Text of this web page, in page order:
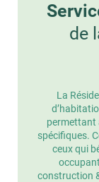
de
La
permettant
spécifiques.
ceux qui
construction